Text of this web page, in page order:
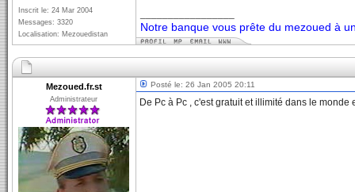
Inscrit le: 24 Mar 2004
Messages: 3320
Localisation: Mezouedistan
Notre banque vous prête du mezoued à
Mezoued.fr.st
Administrateur
Posté le: 26 Jan 2005 20:11
De Pc à Pc , c'est gratuit et illimité dans le monde